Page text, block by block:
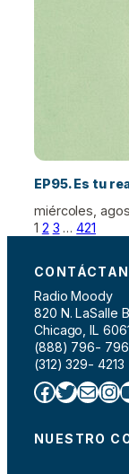
EP95. Es tu
miércoles,
1 2 3 … 421
Radio Moody
820 N. LaSalle
Chicago, IL
(888) 796-
(312) 329-
Facebook Twitter Correo electrónico Instagram
NUESTRO